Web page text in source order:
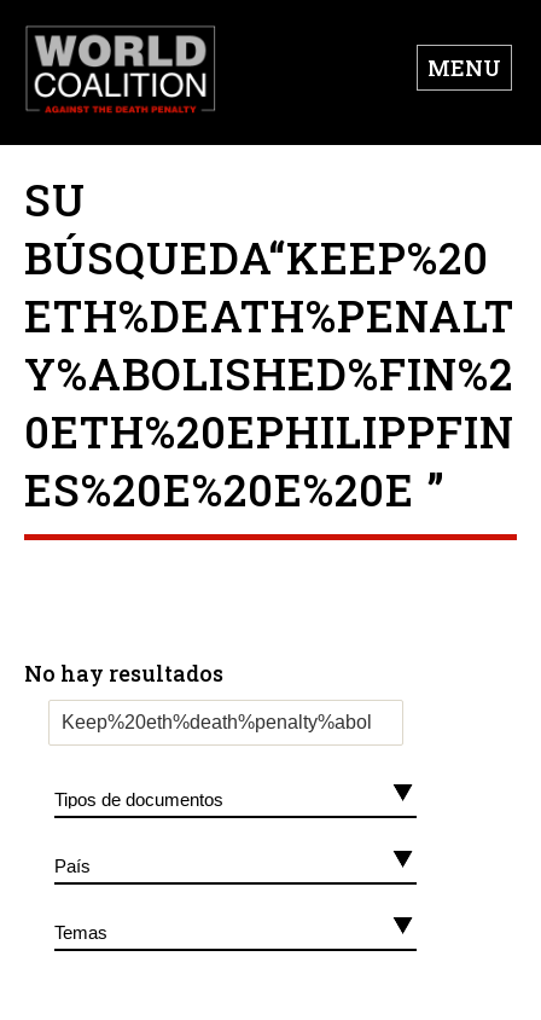
MENU
SU
BÚSQUEDA“KEEP%20
ETH%DEATH%PENALT
Y%ABOLISHED%FIN%2
0ETH%20EPHILIPPFIN
ES%20E%20E%20E ”
No hay resultados